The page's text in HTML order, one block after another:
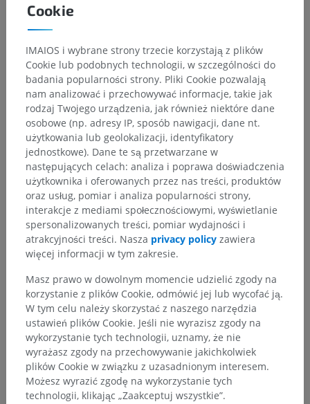
Hierarchia anatomiczna
Anatomia układu kostnego>
Układ sercowo-naczyniowy> Tętnice>
Aorta; tętnica główna> Łuk aorty>
Tętnica szyjna wspólna>
Tętnica szyjna wewnętrzna> Część jamista>
Pień dolno-boczny
Powiązane struktury:Nie istnieją struktury powiązane
Cookie
IMAIOS i wybrane strony trzecie korzystają z plików
Cookie lub podobnych technologii, w szczególności do
badania popularności strony. Pliki Cookie pozwalają
nam analizować i przechowywać informacje, takie jak
rodzaj Twojego urządzenia, jak również niektóre dane
osobowe (np. adresy IP, sposób nawigacji, dane nt.
użytkowania lub geolokalizacji, identyfikatory
jednostkowe). Dane te są przetwarzane w
następujących celach: analiza i poprawa doświadczenia
użytkownika i oferowanych przez nas treści, produktów
oraz usług, pomiar i analiza popularności strony,
interakcje z mediami społecznościowymi, wyświetlanie
spersonalizowanych treści, pomiar wydajności i
atrakcyjności treści. Nasza privacy policy zawiera
więcej informacji w tym zakresie.
Masz prawo w dowolnym momencie udzielić zgody na
korzystanie z plików Cookie, odmówić jej lub wycofać ją.
W tym celu należy skorzystać z naszego narzędzia
ustawień plików Cookie. Jeśli nie wyrazisz zgody na
wykorzystanie tych technologii, uznamy, że nie
wyrażasz zgody na przechowywanie jakichkolwiek
plików Cookie w związku z uzasadnionym interesem.
Możesz wyrazić zgodę na wykorzystanie tych
technologii, klikając „Zaakceptuj wszystkie”.